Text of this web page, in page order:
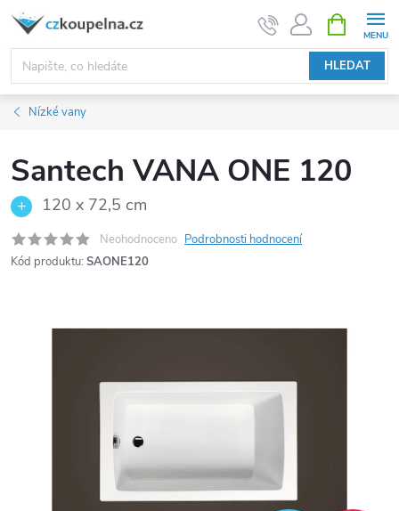
Přejít
obsah
HLEDAT
NÁKUPNÍ
KOŠÍK
Nízké vany
Santech VANA ONE 120
120 x 72,5 cm
Neohodnoceno Podrobnosti hodnocení
Kód produktu: SAONE120